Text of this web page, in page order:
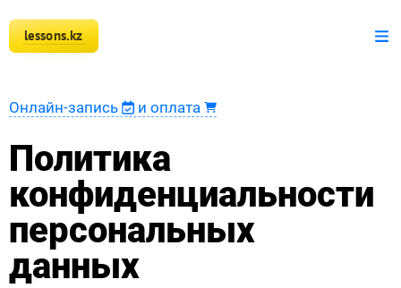
lessons.kz
+7 777 150 51 51
Математика
Информатика
Оплата
Новости
Онлайн-запись и оплата
Политика
конфиденциальности
персональных
данных